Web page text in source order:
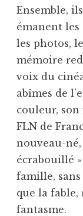
Ensemble,
émanent
les photos,
mémoire
voix du
abîmes de
couleur,
FLN de
nouveau-né,
écrabouillé
famille,
que la
fantasme.